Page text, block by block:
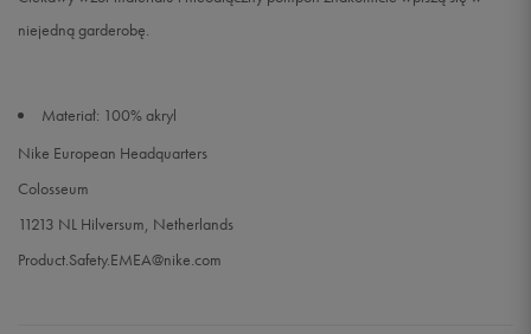
niejedną garderobę.
Materiał: 100% akryl
Nike European Headquarters
Colosseum
11213 NL Hilversum, Netherlands
Product.Safety.EMEA@nike.com